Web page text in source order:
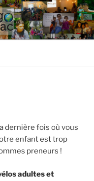
dernière fois où vous
enfant est trop
preneurs !
adultes et